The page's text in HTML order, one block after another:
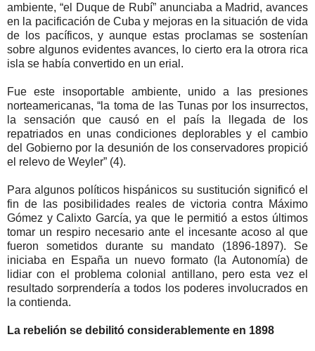
ambiente, “el Duque de Rubí” anunciaba a Madrid, avances
en la pacificación de Cuba y mejoras en la situación de vida
de los pacíficos, y aunque estas proclamas se sostenían
sobre algunos evidentes avances, lo cierto era la otrora rica
isla se había convertido en un erial.
Fue este insoportable ambiente, unido a las presiones
norteamericanas, “la toma de las Tunas por los insurrectos,
la sensación que causó en el país la llegada de los
repatriados en unas condiciones deplorables y el cambio
del Gobierno por la desunión de los conservadores propició
el relevo de Weyler” (4).
Para algunos políticos hispánicos su sustitución significó el
fin de las posibilidades reales de victoria contra Máximo
Gómez y Calixto García, ya que le permitió a estos últimos
tomar un respiro necesario ante el incesante acoso al que
fueron sometidos durante su mandato (1896-1897). Se
iniciaba en España un nuevo formato (la Autonomía) de
lidiar con el problema colonial antillano, pero esta vez el
resultado sorprendería a todos los poderes involucrados en
la contienda.
La rebelión se debilitó considerablemente en 1898